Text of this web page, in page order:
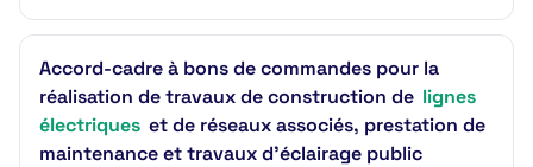
Accord-cadre à bons de commandes pour la
réalisation de travaux de construction de lignes
électriques et de réseaux associés, prestation de
maintenance et travaux d'éclairage public